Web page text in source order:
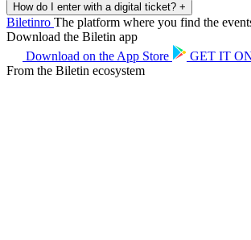
How do I enter with a digital ticket? +
Biletinro The platform where you find the
Download the Biletin app
Download on the App Store GET IT
From the Biletin ecosystem